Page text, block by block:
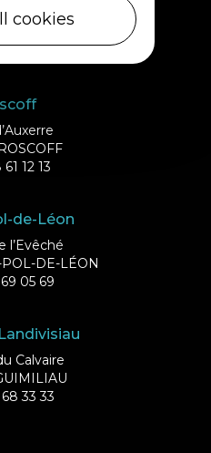
DE BATZ
12 13
de-Léon
l’Evêché
DE-LÉON
05 69
Calvaire
33 33
cookies